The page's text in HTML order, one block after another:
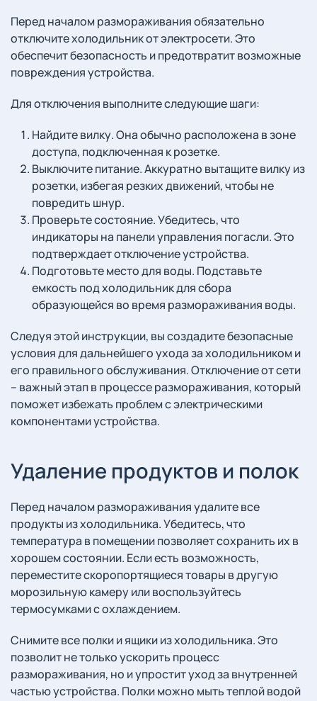
Перед началом размораживания обязательно
отключите холодильник от электросети. Это
обеспечит безопасность и предотвратит возможные
повреждения устройства.
Для отключения выполните следующие шаги:
Найдите вилку. Она обычно расположена в зоне
доступа, подключенная к розетке.
Выключите питание. Аккуратно вытащите вилку из
розетки, избегая резких движений, чтобы не
повредить шнур.
Проверьте состояние. Убедитесь, что
индикаторы на панели управления погасли. Это
подтверждает отключение устройства.
Подготовьте место для воды. Подставьте
емкость под холодильник для сбора
образующейся во время размораживания воды.
Следуя этой инструкции, вы создадите безопасные
условия для дальнейшего ухода за холодильником и
его правильного обслуживания. Отключение от сети
– важный этап в процессе размораживания, который
поможет избежать проблем с электрическими
компонентами устройства.
Удаление продуктов и полок
Перед началом размораживания удалите все
продукты из холодильника. Убедитесь, что
температура в помещении позволяет сохранить их в
хорошем состоянии. Если есть возможность,
переместите скоропортящиеся товары в другую
морозильную камеру или воспользуйтесь
термосумками с охлаждением.
Снимите все полки и ящики из холодильника. Это
позволит не только ускорить процесс
размораживания, но и упростит уход за внутренней
частью устройства. Полки можно мыть теплой водой